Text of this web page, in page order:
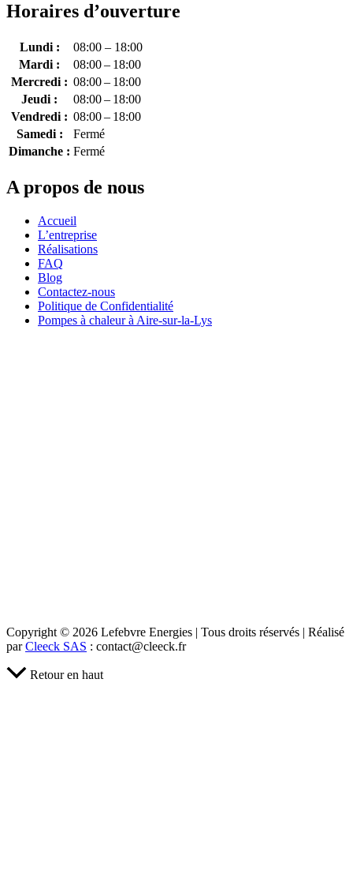
Horaires d’ouverture
Lundi :
08:00 – 18:00
Mardi :
08:00 – 18:00
Mercredi : 08:00 – 18:00
Jeudi :
08:00 – 18:00
Vendredi : 08:00 – 18:00
Samedi :
Fermé
Dimanche : Fermé
A propos de nous
Accueil
L’entreprise
Réalisations
FAQ
Blog
Contactez-nous
Politique de Confidentialité
Pompes à chaleur à Aire-sur-la-Lys
Copyright © 2026 Lefebvre Energies | Tous droits réservés | Réalisé
parCleeck SAS : contact@cleeck.fr
Retour en haut